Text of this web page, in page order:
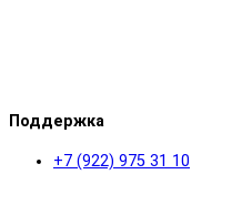
Поддержка
+7 (922) 975 31 10